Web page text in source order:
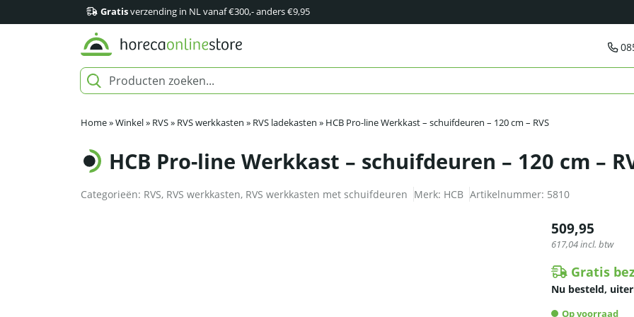
Gratisverzending in NL vanaf €300,- anders €9,95
Home»Winkel» RVS» RVS werkkasten » RVS ladekasten » HCB Pro-line Werkkast – schuifdeuren – 120 cm – RVS
HCB Pro-line Werkkast – schuifdeuren – 120 cm –
Categorieën: RVS, RVS werkkasten, RVS werkkasten met schuifdeuren Merk: HCB Artikelnummer: 5810
509,95
617,04incl. btw
Gratis
Nu besteld,
Op voorraad